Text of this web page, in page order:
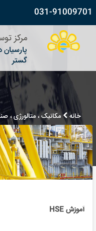
031-91009701
مرکز
پارسیان
گستر
خانه مکانیک ، متالورژی ،
آموزش HSE